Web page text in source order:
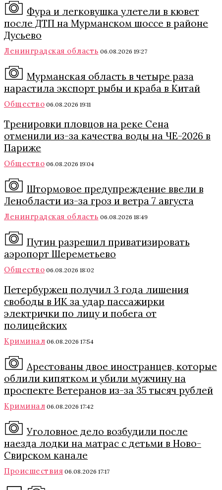
Фура и легковушка улетели в кювет
после ДТП на Мурманском шоссе в районе
Дусьево
Ленинградская область 06.08.2026 19:27
Мурманская область в четыре раза
нарастила экспорт рыбы и краба в Китай
Общество 06.08.2026 19:11
Тренировки пловцов на реке Сена
отменили из-за качества воды на ЧЕ-2026 в
Париже
Общество 06.08.2026 19:04
Штормовое предупреждение ввели в
Ленобласти из-за гроз и ветра 7 августа
Ленинградская область 06.08.2026 18:49
Путин разрешил приватизировать
аэропорт Шереметьево
Общество 06.08.2026 18:02
Петербуржец получил 3 года лишения
свободы в ИК за удар пассажирки
электрички по лицу и побега от
полицейских
Криминал 06.08.2026 17:54
Арестованы двое иностранцев, которые
облили кипятком и убили мужчину на
проспекте Ветеранов из-за 35 тысяч рублей
Криминал 06.08.2026 17:42
Уголовное дело возбудили после
наезда лодки на матрас с детьми в Ново-
Свирском канале
Происшествия 06.08.2026 17:17